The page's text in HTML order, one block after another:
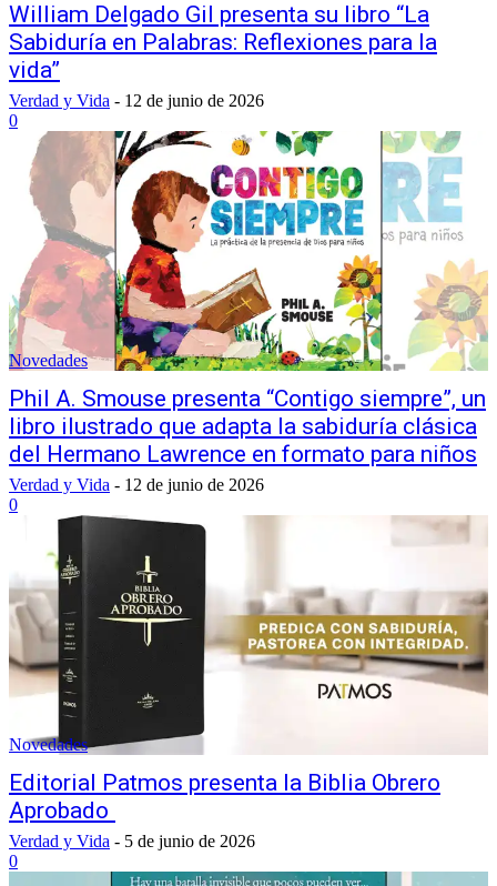
William Delgado Gil presenta su libro “La
Sabiduría en Palabras: Reflexiones para la
vida”
Verdad y Vida - 12 de junio de 2026
0
Novedades
Phil A. Smouse presenta “Contigo siempre”, un
libro ilustrado que adapta la sabiduría clásica
del Hermano Lawrence en formato para niños
Verdad y Vida - 12 de junio de 2026
0
Novedades
Editorial Patmos presenta la Biblia Obrero
Aprobado
Verdad y Vida - 5 de junio de 2026
0